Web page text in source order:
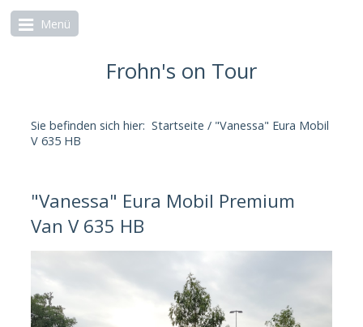
Menü
Frohn's on Tour
Sie befinden sich hier:Startseite / "Vanessa" Eura Mobil
V 635 HB
"Vanessa" Eura Mobil Premium
Van V 635 HB